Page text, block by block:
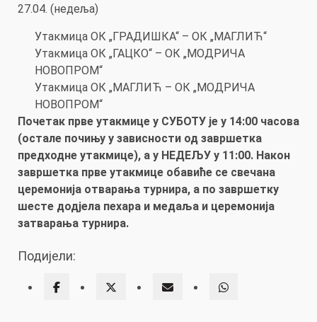
27.04. (недеља)
Утакмица ОК „ГРАДИШКА“ – ОК „МАГЛИЋ“
Утакмица ОК „ГАЦКО“ – ОК „МОДРИЧА
НОВОПРОМ“
Утакмица ОК „МАГЛИЋ – ОК „МОДРИЧА
НОВОПРОМ“
Почетак прве утакмице у СУБОТУ је у 14:00 часова
(остале почињу у зависности од завршетка
предходне утакмице), а у НЕДЕЉУ у 11:00. Након
завршетка прве утакмице обавиће се свечана
церемонија отварања турнира, а по завршетку
шесте додјела пехара и медаља и церемонија
затварања турнира.
Подијели: